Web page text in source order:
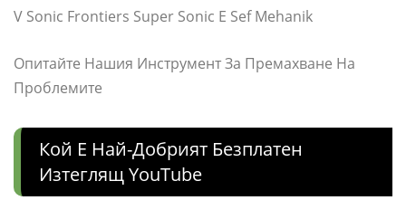
V Sonic Frontiers Super Sonic E Sef Mehanik
Опитайте Нашия Инструмент За Премахване На
Проблемите
Кой Е Най-Добрият Безплатен
Изтеглящ YouTube